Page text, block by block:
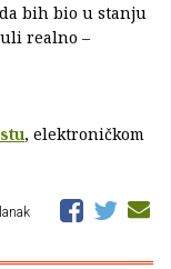
bih bio u stanju
realno –
, elektroničkom